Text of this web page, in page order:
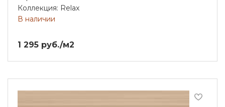
Коллекция: Relax
В наличии
1 295 руб./м2